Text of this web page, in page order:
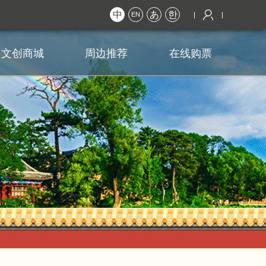
中 EN あ 한
文创商城 周边推荐 在线购票